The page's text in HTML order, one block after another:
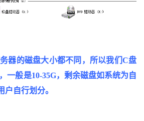
器的磁盘大小都不同，所以我们C盘
一般是10-35G，剩余磁盘如系统为自
自行划分。